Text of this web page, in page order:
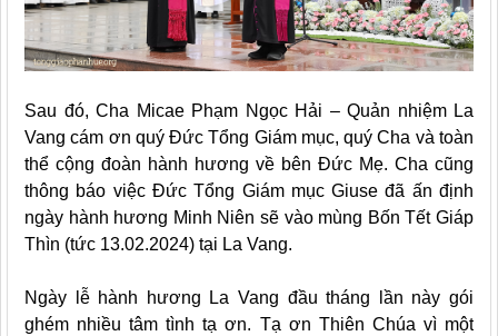
Sau đó, Cha Micae Phạm Ngọc Hải – Quản nhiệm La
Vang cám ơn quý Đức Tổng Giám mục, quý Cha và toàn
thể cộng đoàn hành hương về bên Đức Mẹ. Cha cũng
thông báo việc Đức Tổng Giám mục Giuse đã ấn định
ngày hành hương Minh Niên sẽ vào mùng Bốn Tết Giáp
Thìn (tức 13.02.2024) tại La Vang.
Ngày lễ hành hương La Vang đầu tháng lần này gói
ghém nhiều tâm tình tạ ơn. Tạ ơn Thiên Chúa vì một